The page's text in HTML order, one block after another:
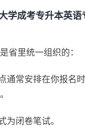
成考专升本英语
里统一组织的：
常安排在你报名时
闭卷笔试。